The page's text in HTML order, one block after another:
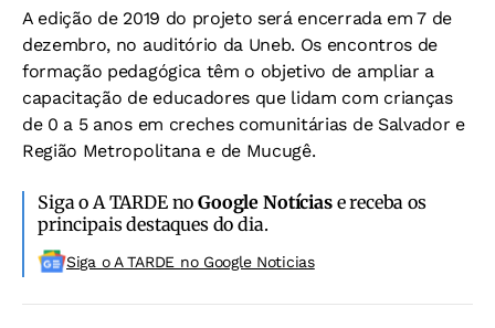
A edição de 2019 do projeto será encerrada em 7 de
dezembro, no auditório da Uneb. Os encontros de
formação pedagógica têm o objetivo de ampliar a
capacitação de educadores que lidam com crianças
de 0 a 5 anos em creches comunitárias de Salvador e
Região Metropolitana e de Mucugê.
Siga o A TARDE noGoogle Notíciase receba os
principais destaques do dia.
Siga o A TARDE no Google Noticias